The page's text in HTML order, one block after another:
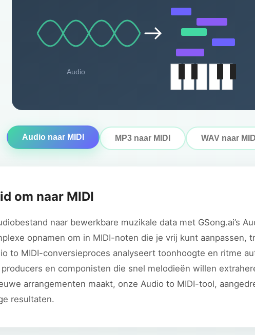
Audio
Audio naar MIDI MP3 naar MIDI WAV naar
om naar MIDI
naar bewerkbare muzikale data met GSong.ai’s
opnamen om in MIDI-noten die je vrij kunt aanpassen,
to MIDI-conversieproces analyseert toonhoogte en ritme
en componisten die snel melodieën willen
arrangementen maakt, onze Audio to MIDI-tool,
resultaten.